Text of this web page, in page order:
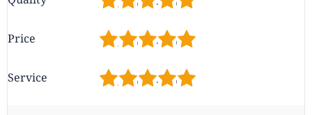
Price 5
4
3
2
Service 5
4
3
2